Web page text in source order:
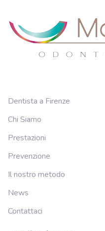
Dentista a Firenze
Chi Siamo
Prestazioni
Prevenzione
Il nostro metodo
News
Contattaci